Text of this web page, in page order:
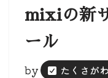
mixiの新
ール
by たくさが